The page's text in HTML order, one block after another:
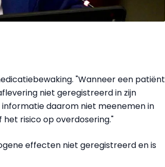
"Wanneer een patiënt
niet geregistreerd in zijn
daarom niet meenemen in
risico op overdosering."
effecten niet geregistreerd en is